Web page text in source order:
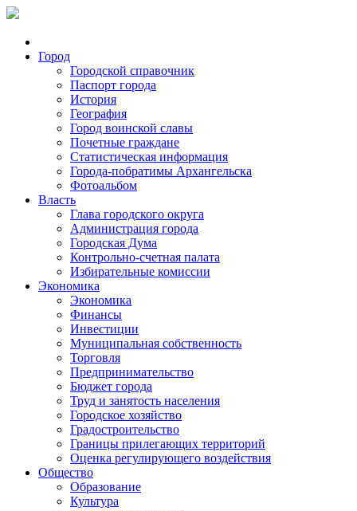
Город
Городской справочник
Паспорт города
История
География
Город воинской славы
Почетные граждане
Статистическая информация
Города-побратимы Архангельска
Фотоальбом
Власть
Глава городского округа
Администрация города
Городская Дума
Контрольно-счетная палата
Избирательные комиссии
Экономика
Экономика
Финансы
Инвестиции
Муниципальная собственность
Торговля
Предпринимательство
Бюджет города
Труд и занятость населения
Городское хозяйство
Градостроительство
Границы прилегающих территорий
Оценка регулирующего воздействия
Общество
Образование
Культура